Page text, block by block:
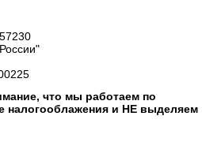
компании, указанные в счете.
компании